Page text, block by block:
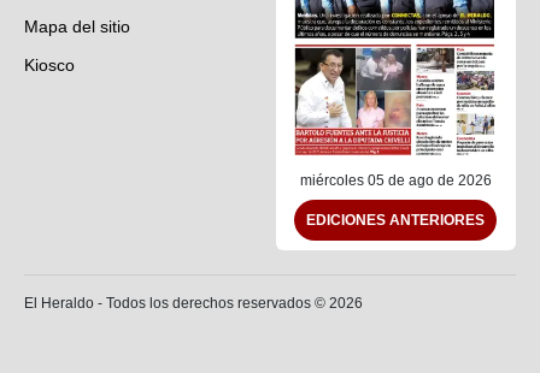
Mapa del sitio
Kiosco
miércoles 05 de ago de 2026
EDICIONES ANTERIORES
El Heraldo - Todos los derechos reservados © 2026